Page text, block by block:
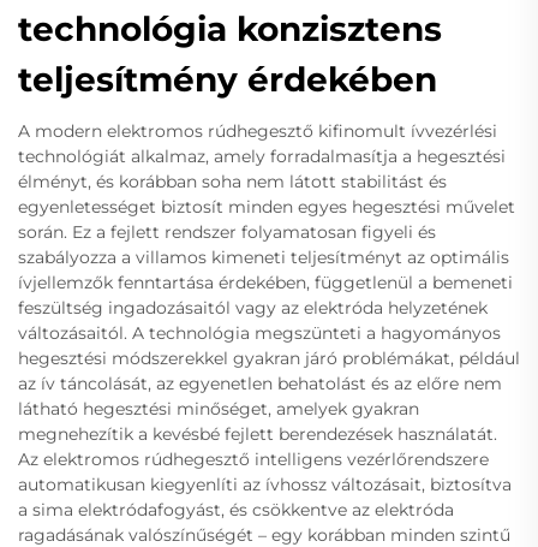
technológia konzisztens
teljesítmény érdekében
A modern elektromos rúdhegesztő kifinomult ívvezérlési
technológiát alkalmaz, amely forradalmasítja a hegesztési
élményt, és korábban soha nem látott stabilitást és
egyenletességet biztosít minden egyes hegesztési művelet
során. Ez a fejlett rendszer folyamatosan figyeli és
szabályozza a villamos kimeneti teljesítményt az optimális
ívjellemzők fenntartása érdekében, függetlenül a bemeneti
feszültség ingadozásaitól vagy az elektróda helyzetének
változásaitól. A technológia megszünteti a hagyományos
hegesztési módszerekkel gyakran járó problémákat, például
az ív táncolását, az egyenetlen behatolást és az előre nem
látható hegesztési minőséget, amelyek gyakran
megnehezítik a kevésbé fejlett berendezések használatát.
Az elektromos rúdhegesztő intelligens vezérlőrendszere
automatikusan kiegyenlíti az ívhossz változásait, biztosítva
a sima elektródafogyást, és csökkentve az elektróda
ragadásának valószínűségét – egy korábban minden szintű